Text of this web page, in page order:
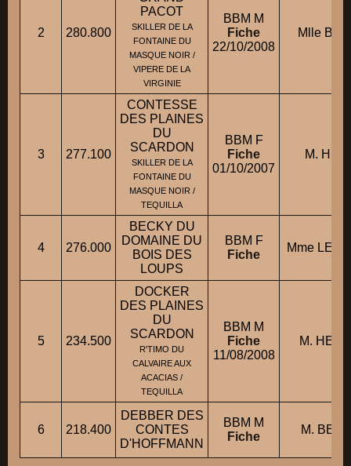
2 280.800
PACOT
SKILLER DE LA
FONTAINE DU
MASQUE NOIR /
VIPERE DE LA
VIRGINIE
BBM M
Fiche
22/10/2008
Mlle
3 277.100
CONTESSE
DES PLAINES
DU
SCARDON
SKILLER DE LA
FONTAINE DU
MASQUE NOIR /
TEQUILLA
BBM F
Fiche
01/10/2007
M.
4 276.000
BECKY DU
DOMAINE DU
BOIS DES
LOUPS
BBM F
Fiche
Mme
5 234.500
DOCKER
DES PLAINES
DU
SCARDON
R'TIMO DU
CALVAIRE AUX
ACACIAS /
TEQUILLA
BBM M
Fiche
11/08/2008
M.
6 218.400
DEBBER DES
CONTES
D'HOFFMANN
BBM M
Fiche
M.